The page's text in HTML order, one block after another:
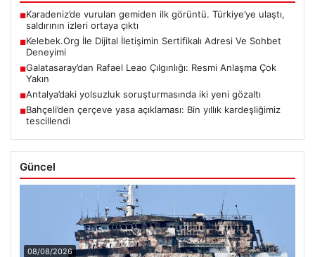
■Karadeniz’de vurulan gemiden ilk görüntü. Türkiye’ye ulaştı,
saldırının izleri ortaya çıktı
■Kelebek.Org İle Dijital İletişimin Sertifikalı Adresi Ve Sohbet
Deneyimi
■Galatasaray’dan Rafael Leao Çılgınlığı: Resmi Anlaşma Çok
Yakın
■Antalya’daki yolsuzluk soruşturmasında iki yeni gözaltı
■Bahçeli’den çerçeve yasa açıklaması: Bin yıllık kardeşliğimiz
tescillendi
Güncel
08/08/2026